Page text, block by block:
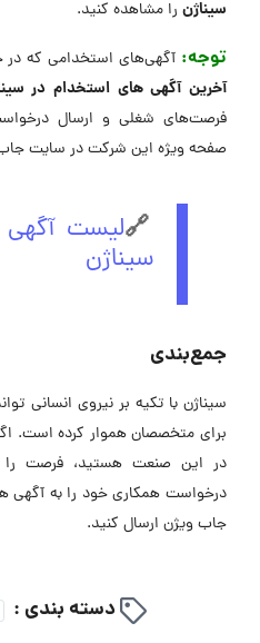
سیناژن را مشاهده کنید.
توجه: آگهی‌های استخدامی که در
آخرین آگهی های استخدام در
فرصت‌های شغلی و ارسال
صفحه ویژه این شرکت در ‌سایت جاب
🔗لیست
سیناژن
جمع‌بندی
سیناژن با تکیه بر نیروی انسانی
برای متخصصان هموار کرده است. اگر
در این صنعت هستید، فرصت
درخواست همکاری خود را به آگهی
جاب ویژن ارسال کنید.
دسته بندی :